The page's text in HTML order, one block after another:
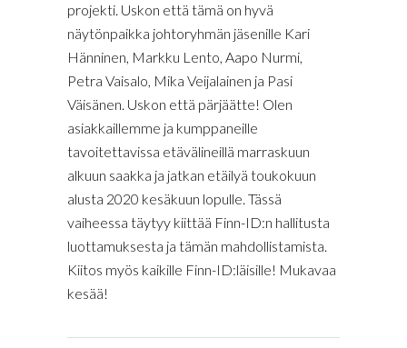
projekti. Uskon että tämä on hyvä
näytönpaikka johtoryhmän jäsenille Kari
Hänninen, Markku Lento, Aapo Nurmi,
Petra Vaisalo, Mika Veijalainen ja Pasi
Väisänen. Uskon että pärjäätte! Olen
asiakkaillemme ja kumppaneille
tavoitettavissa etävälineillä marraskuun
alkuun saakka ja jatkan etäilyä toukokuun
alusta 2020 kesäkuun lopulle. Tässä
vaiheessa täytyy kiittää Finn-ID:n hallitusta
luottamuksesta ja tämän mahdollistamista.
Kiitos myös kaikille Finn-ID:läisille! Mukavaa
kesää!